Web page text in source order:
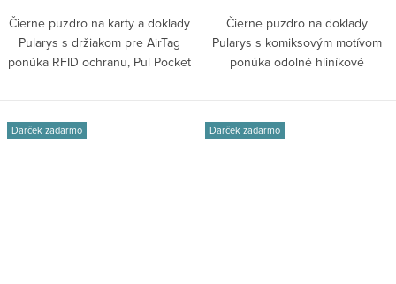
Čierne puzdro na karty a doklady
Pularys s držiakom pre AirTag
ponúka RFID ochranu, Pul Pocket
Čierne puzdro na doklady
Pularys s komiksovým motívom
ponúka odolné hliníkové
Darček zadarmo Darček zadarmo